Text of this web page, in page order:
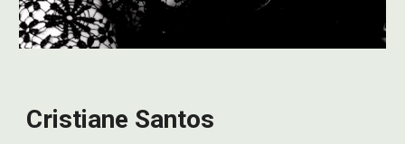
Cristiane Santos